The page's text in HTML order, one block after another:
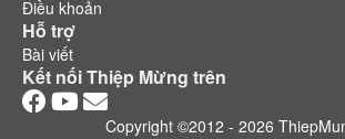
Điều khoản
Hỗ trợ
Bài viết
Kết nối Thiệp Mừng trên
Copyright ©2012 - 2026